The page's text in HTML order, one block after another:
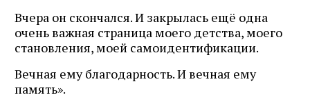
Вчера он скончался. И закрылась ещё одна
очень важная страница моего детства, моего
становления, моей самоидентификации.
Вечная ему благодарность. И вечная ему
память».